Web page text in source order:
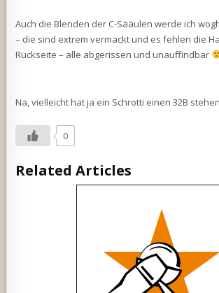
Auch die Blenden der C-Sääulen werde ich
– die sind extrem vermackt und es fehlen die
Rückseite – alle abgerissen und unauffindbar
Na, vielleicht hat ja ein Schrotti einen 32B
0
Related Articles